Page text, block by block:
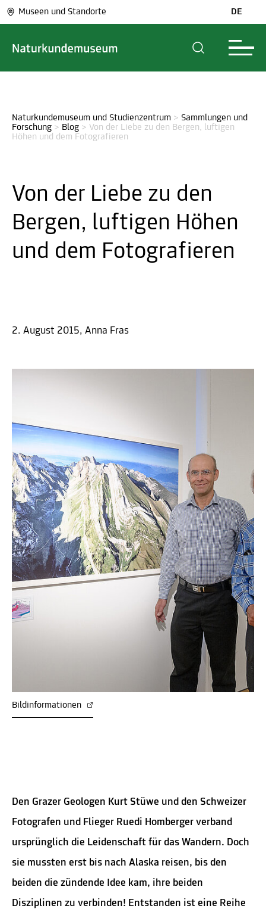
Museen und Standorte DE
Naturkundemuseum und Studienzentrum > Sammlungen und
Forschung > Blog > Von der Liebe zu den Bergen, luftigen
Höhen und dem Fotografieren
Von der Liebe zu den
Bergen, luftigen Höhen
und dem Fotografieren
2. August 2015, Anna Fras
Bildinformationen
Den Grazer Geologen Kurt Stüwe und den Schweizer
Fotografen und Flieger Ruedi Homberger verband
ursprünglich die Leidenschaft für das Wandern. Doch
sie mussten erst bis nach Alaska reisen, bis den
beiden die zündende Idee kam, ihre beiden
Disziplinen zu verbinden! Entstanden ist eine Reihe